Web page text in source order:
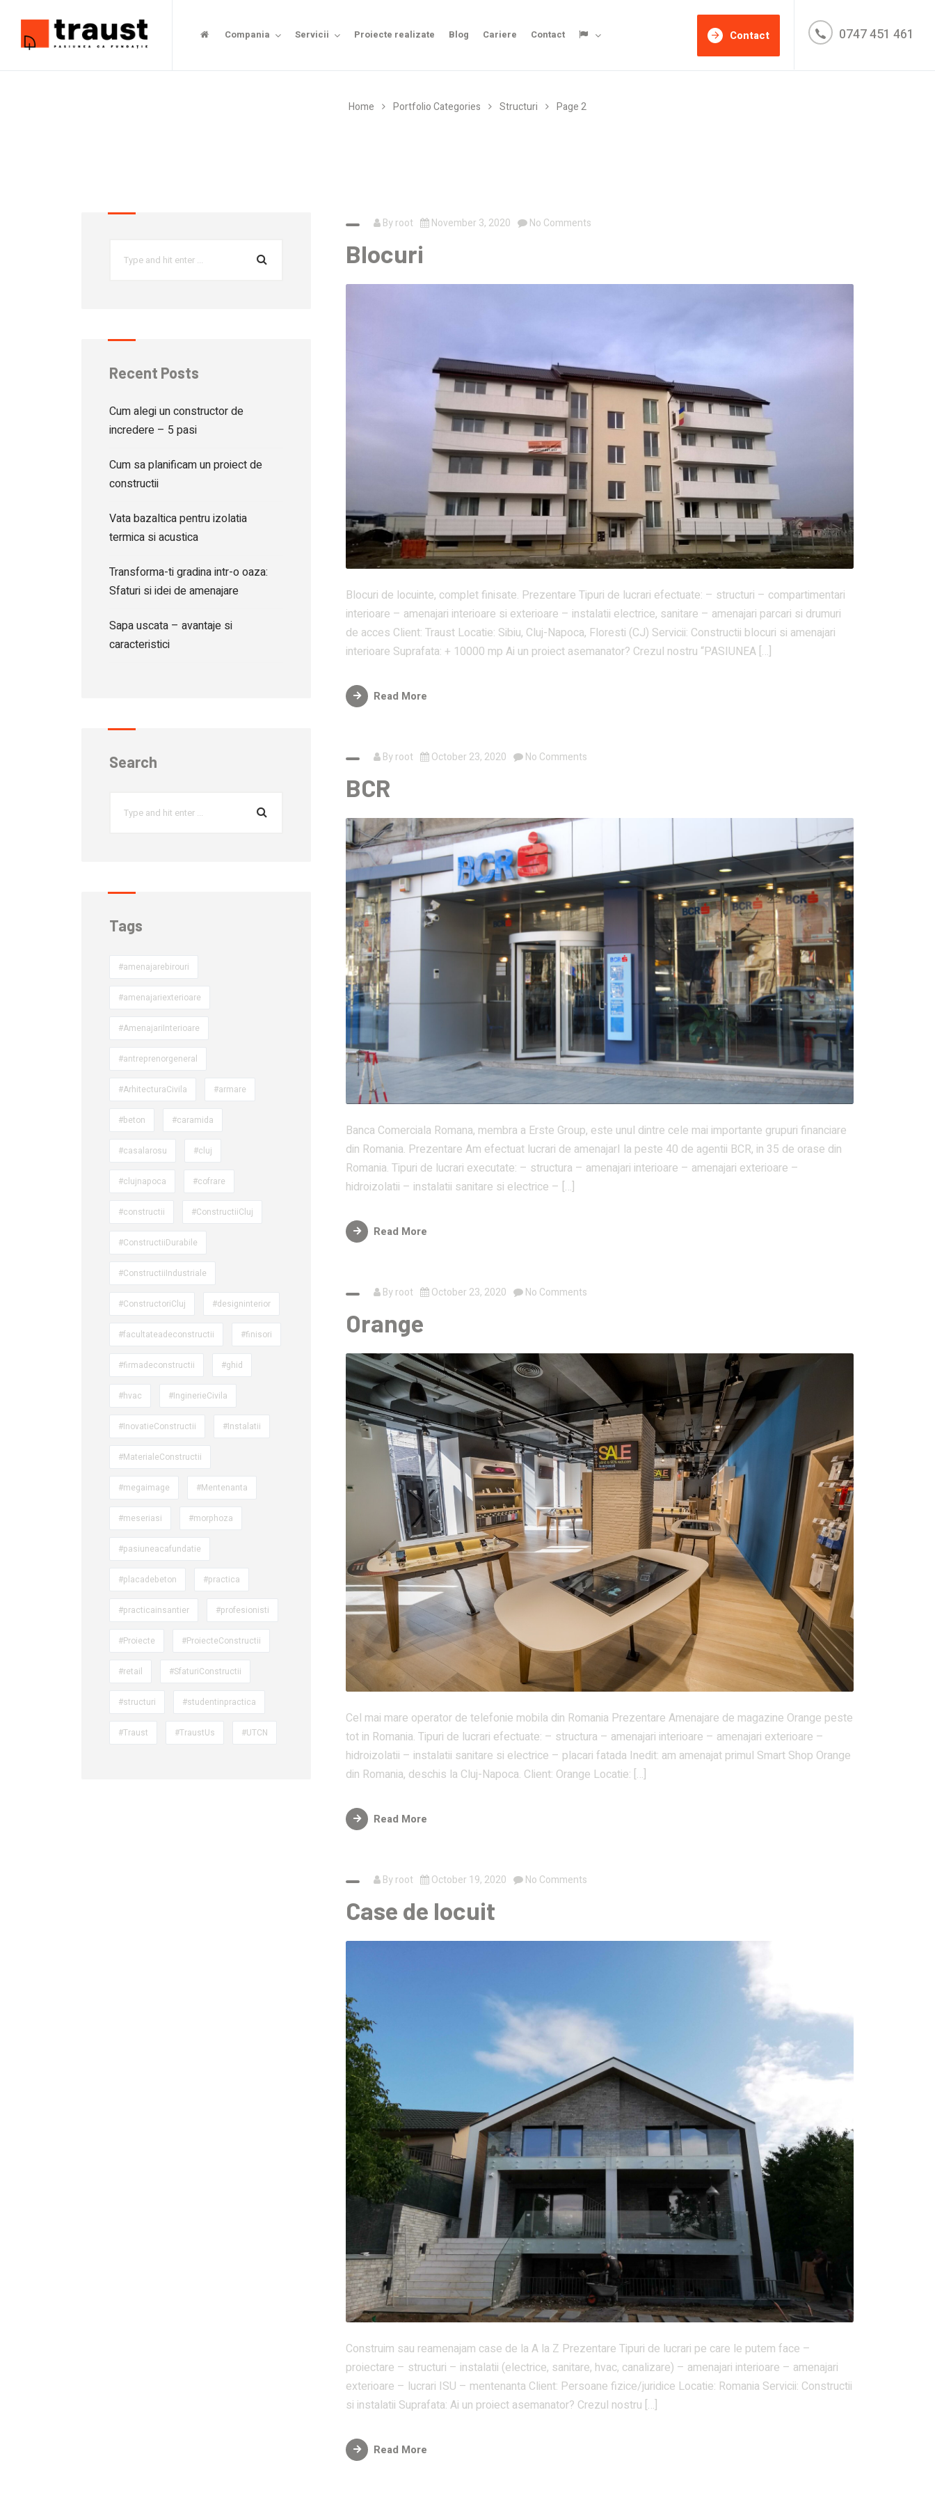
Compania Servicii Proiecte realizate Blog Cariere Contact Contact 0747 451 461
Home Portfolio Categories Structuri Page 2
Byroot November 3, 2020 No Comments
Blocuri
Blocuri de locuinte, complet finisate. Prezentare Tipuri de lucrari efectuate: – structuri – compartimentari
interioare – amenajari interioare si exterioare – instalatii electrice, sanitare – amenajari parcari si drumuri
de acces Client: Traust Locatie: Sibiu, Cluj-Napoca, Floresti (CJ) Servicii: Constructii blocuri si amenajari
interioare Suprafata: + 10000 mp Ai un proiect asemanator? Crezul nostru “PASIUNEA […]
Read More
Byroot October 23, 2020 No Comments
BCR
Banca Comerciala Romana, membra a Erste Group, este unul dintre cele mai importante grupuri financiare
din Romania. Prezentare Am efectuat lucrari de amenajarI la peste 40 de agentii BCR, in 35 de orase din
Romania. Tipuri de lucrari executate: – structura – amenajari interioare – amenajari exterioare –
hidroizolatii – instalatii sanitare si electrice – […]
Read More
Byroot October 23, 2020 No Comments
Orange
Cel mai mare operator de telefonie mobila din Romania Prezentare Amenajare de magazine Orange peste
tot in Romania. Tipuri de lucrari efectuate: – structura – amenajari interioare – amenajari exterioare –
hidroizolatii – instalatii sanitare si electrice – placari fatada Inedit: am amenajat primul Smart Shop Orange
din Romania, deschis la Cluj-Napoca. Client: Orange Locatie: […]
Read More
Byroot October 19, 2020 No Comments
Case de locuit
Construim sau reamenajam case de la A la Z Prezentare Tipuri de lucrari pe care le putem face –
proiectare – structuri – instalatii (electrice, sanitare, hvac, canalizare) – amenajari interioare – amenajari
exterioare – lucrari ISU – mentenanta Client: Persoane fizice/juridice Locatie: Romania Servicii: Constructii
si instalatii Suprafata: Ai un proiect asemanator? Crezul nostru […]
Read More
Recent Posts
Cum alegi un constructor de
incredere – 5 pasi
Cum sa planificam un proiect de
constructii
Vata bazaltica pentru izolatia
termica si acustica
Transforma-ti gradina intr-o oaza:
Sfaturi si idei de amenajare
Sapa uscata – avantaje si
caracteristici
Search
Tags
#amenajarebirouri
#amenajariexterioare
#AmenajariInterioare
#antreprenorgeneral
#ArhitecturaCivila #armare
#beton #caramida
#casalarosu #cluj
#clujnapoca #cofrare
#constructii #ConstructiiCluj
#ConstructiiDurabile
#ConstructiiIndustriale
#ConstructoriCluj #designinterior
#facultateadeconstructii #finisori
#firmadeconstructii #ghid
#hvac #InginerieCivila
#InovatieConstructii #Instalatii
#MaterialeConstructii
#megaimage #Mentenanta
#meseriasi #morphoza
#pasiuneacafundatie
#placadebeton #practica
#practicainsantier #profesionisti
#Proiecte #ProiecteConstructii
#retail #SfaturiConstructii
#structuri #studentinpractica
#Traust #TraustUs #UTCN